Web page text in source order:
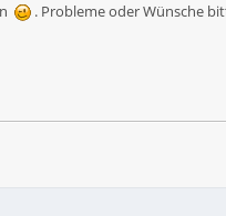
. Probleme oder Wünsche